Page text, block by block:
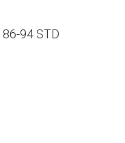
94 STD